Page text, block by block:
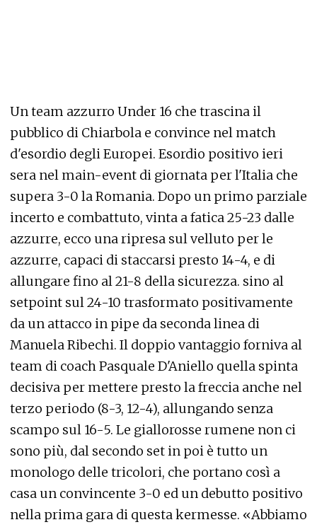
Un team azzurro Under 16 che trascina il
pubblico di Chiarbola e convince nel match
d'esordio degli Europei. Esordio positivo ieri
sera nel main-event di giornata per l'Italia che
supera 3-0 la Romania. Dopo un primo parziale
incerto e combattuto, vinta a fatica 25-23 dalle
azzurre, ecco una ripresa sul velluto per le
azzurre, capaci di staccarsi presto 14-4, e di
allungare fino al 21-8 della sicurezza. sino al
setpoint sul 24-10 trasformato positivamente
da un attacco in pipe da seconda linea di
Manuela Ribechi. Il doppio vantaggio forniva al
team di coach Pasquale D'Aniello quella spinta
decisiva per mettere presto la freccia anche nel
terzo periodo (8-3, 12-4), allungando senza
scampo sul 16-5. Le giallorosse rumene non ci
sono più, dal secondo set in poi è tutto un
monologo delle tricolori, che portano così a
casa un convincente 3-0 ed un debutto positivo
nella prima gara di questa kermesse. «Abbiamo